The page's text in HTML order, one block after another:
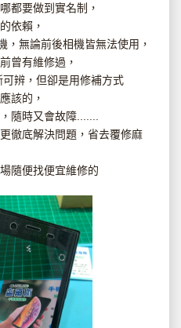
都要做到實名制，
依賴，
，無論前後相機皆無法使用，
曾有維修過，
辨，但卻是用修補方式
該的，
隨時又會故障.......
徹底解決問題，省去覆修麻
隨便找便宜維修的